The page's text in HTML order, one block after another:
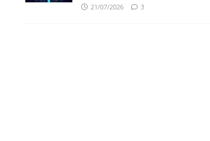
21/07/2026 3